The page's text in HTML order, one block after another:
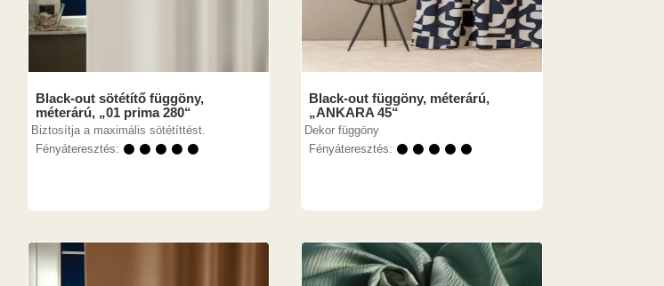
Black-out sötétítő függöny,
méterárú, „01 prima 280“
Biztosítja a maximális sötétíttést.
Fényáteresztés: ⚫ ⚫ ⚫ ⚫ ⚫
Black-out függöny, méterárú,
„ANKARA 45“
Dekor függöny
Fényáteresztés: ⚫ ⚫ ⚫ ⚫ ⚫